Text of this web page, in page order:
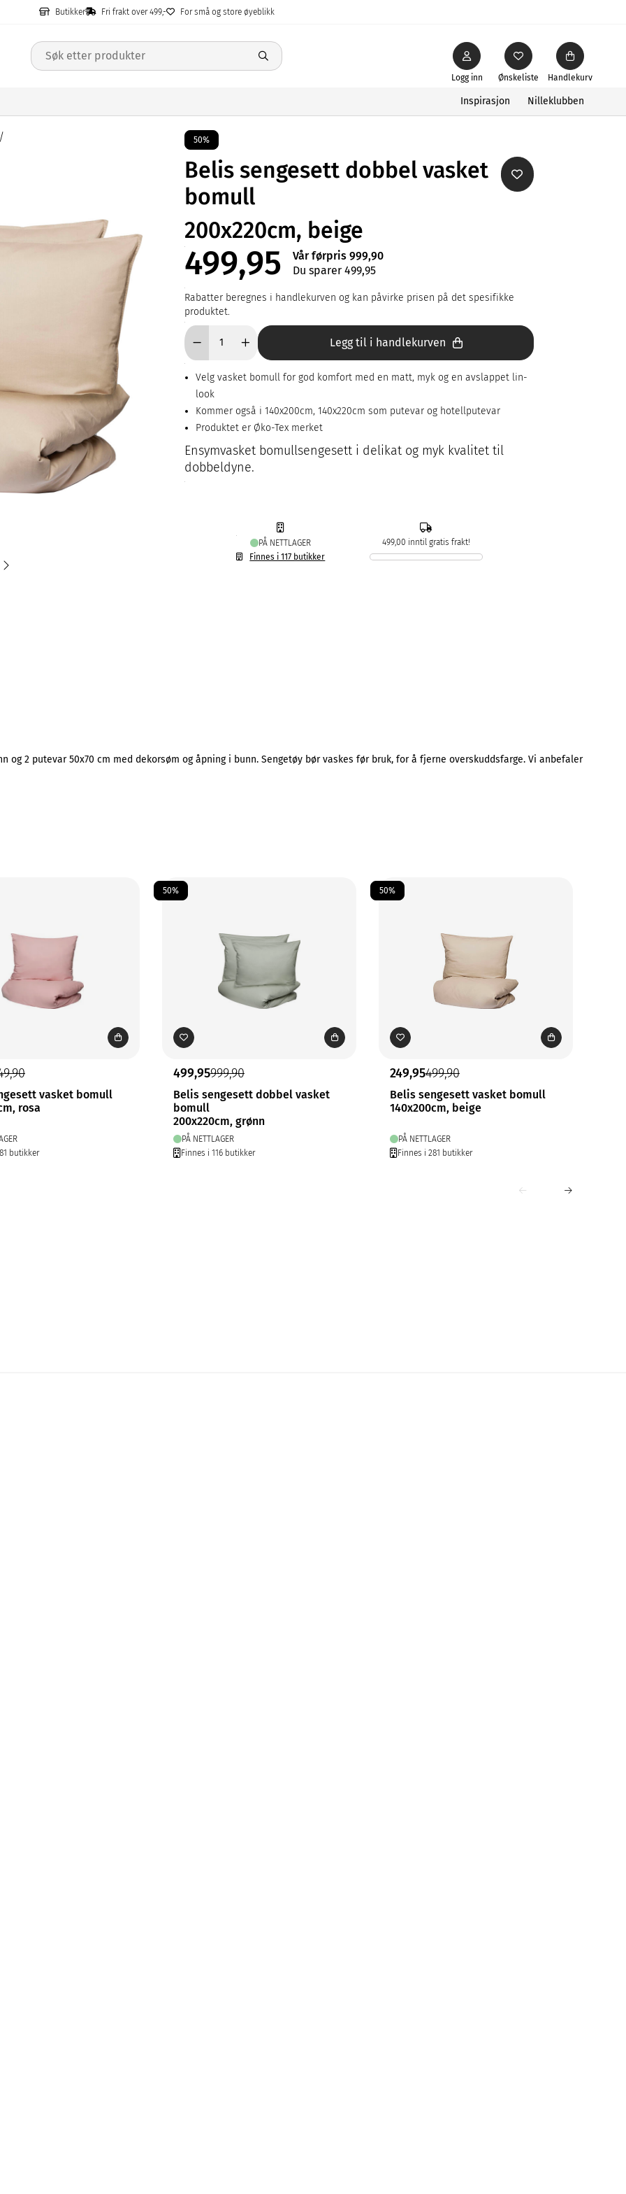
Butikker Fri frakt over 499,- For små og store øyeblikk
Ønskeliste
Logg inn Handlekurv
Inspirasjon Nilleklubben
50%
Belis sengesett dobbel vasket
bomull
200x220cm, beige
499,95
Vår førpris 999,90
Du sparer 499,95
Rabatter beregnes i handlekurven og kan påvirke prisen på det spesifikke
produktet.
Legg til i handlekurven
Velg vasket bomull for god komfort med en matt, myk og en avslappet lin-
look
Kommer også i 140x200cm, 140x220cm som putevar og hotellputevar
Produktet er Øko-Tex merket
Ensymvasket bomullsengesett i delikat og myk kvalitet til
dobbeldyne.
PÅ NETTLAGER
Finnes i 117 butikker
499,00 inntil gratis frakt!
og 2 putevar 50x70 cm med dekorsøm og åpning i bunn. Sengetøy bør vaskes før bruk, for å fjerne overskuddsfarge. Vi anbefaler
vasket bomull
rosa
butikker
50%
499,95999,90
Belis sengesett dobbel vasket
bomull
200x220cm, grønn
PÅ NETTLAGER
Finnes i 116 butikker
50%
249,95499,90
Belis sengesett vasket bomull
140x200cm, beige
PÅ NETTLAGER
Finnes i 281 butikker